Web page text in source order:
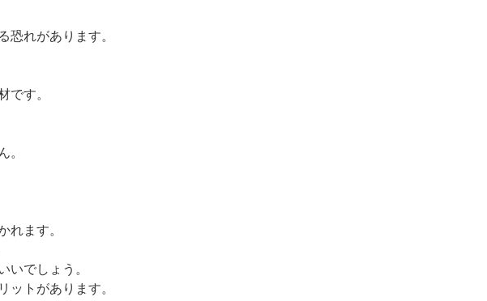
恐れがあります。
です。
。
れます。
いでしょう。
ットがあります。